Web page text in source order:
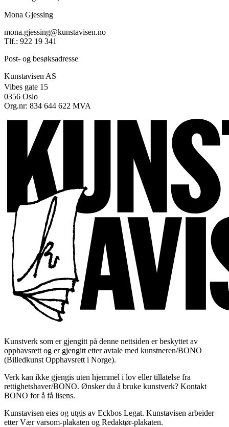
Mona Gjessing
mona.gjessing@kunstavisen.no
Tlf.: 922 19 341
Post- og besøksadresse
Kunstavisen AS
Vibes gate 15
0356 Oslo
Org.nr: 834 644 622 MVA
Kunstverk som er gjengitt på denne nettsiden er beskyttet av
opphavsrett og er gjengitt etter avtale med kunstneren/BONO
(Billedkunst Opphavsrett i Norge).
Verk kan ikke gjengis uten hjemmel i lov eller tillatelse fra
rettighetshaver/BONO. Ønsker du å bruke kunstverk? Kontakt
BONO for å få lisens.
Kunstavisen eies og utgis av Eckbos Legat. Kunstavisen arbeider
etter Vær varsom-plakaten og Redaktør-plakaten.